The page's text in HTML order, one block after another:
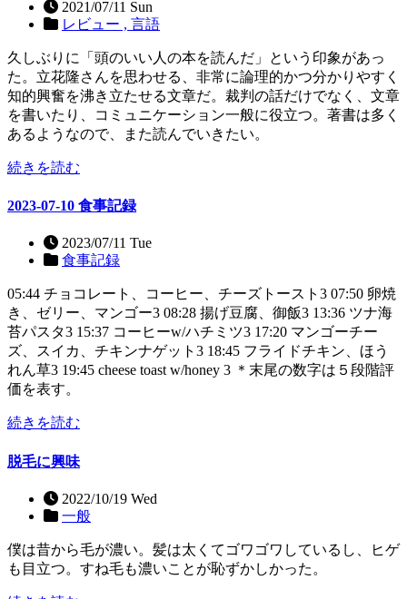
2021/07/11 Sun
レビュー , 言語
久しぶりに「頭のいい人の本を読んだ」という印象があっ
た。立花隆さんを思わせる、非常に論理的かつ分かりやすく
知的興奮を沸き立たせる文章だ。裁判の話だけでなく、文章
を書いたり、コミュニケーション一般に役立つ。著書は多く
あるようなので、また読んでいきたい。
続きを読む
2023-07-10 食事記録
2023/07/11 Tue
食事記録
05:44 チョコレート、コーヒー、チーズトースト3 07:50 卵焼
き、ゼリー、マンゴー3 08:28 揚げ豆腐、御飯3 13:36 ツナ海
苔パスタ3 15:37 コーヒーw/ハチミツ3 17:20 マンゴーチー
ズ、スイカ、チキンナゲット3 18:45 フライドチキン、ほう
れん草3 19:45 cheese toast w/honey 3 ＊末尾の数字は５段階評
価を表す。
続きを読む
脱毛に興味
2022/10/19 Wed
一般
僕は昔から毛が濃い。髪は太くてゴワゴワしているし、ヒゲ
も目立つ。すね毛も濃いことが恥ずかしかった。